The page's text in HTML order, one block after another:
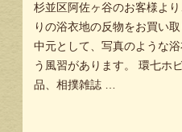
杉並区阿佐ヶ谷のお客様よ
りの浴衣地の反物をお買い
中元として、写真のような
う風習があります。 環七ホ
品、相撲雑誌 …